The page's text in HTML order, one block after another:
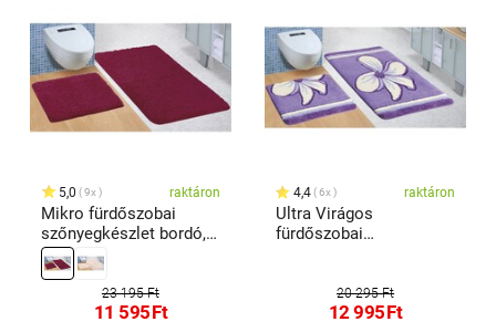
5,0 9x raktáron
Mikro fürdőszobai
szőnyegkészlet bordó,
60 x 100 cm, 60 x 50 cm
23 195 Ft
11 595Ft
4,4 6x raktáron
Ultra Virágos
fürdőszobai
20 295 Ft
12 995Ft